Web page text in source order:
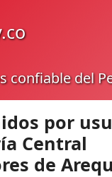
confiable del
por
Central
de